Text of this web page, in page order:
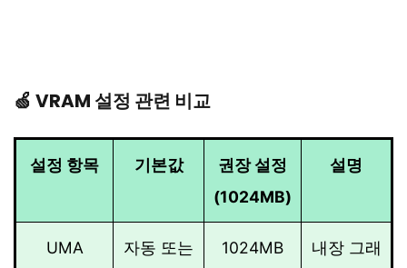
🍏 VRAM 설정 관련 비교
설정 항목 기본값
권장 설정
(1024MB)
설명
UMA
자동 또는
1024MB
내장 그래